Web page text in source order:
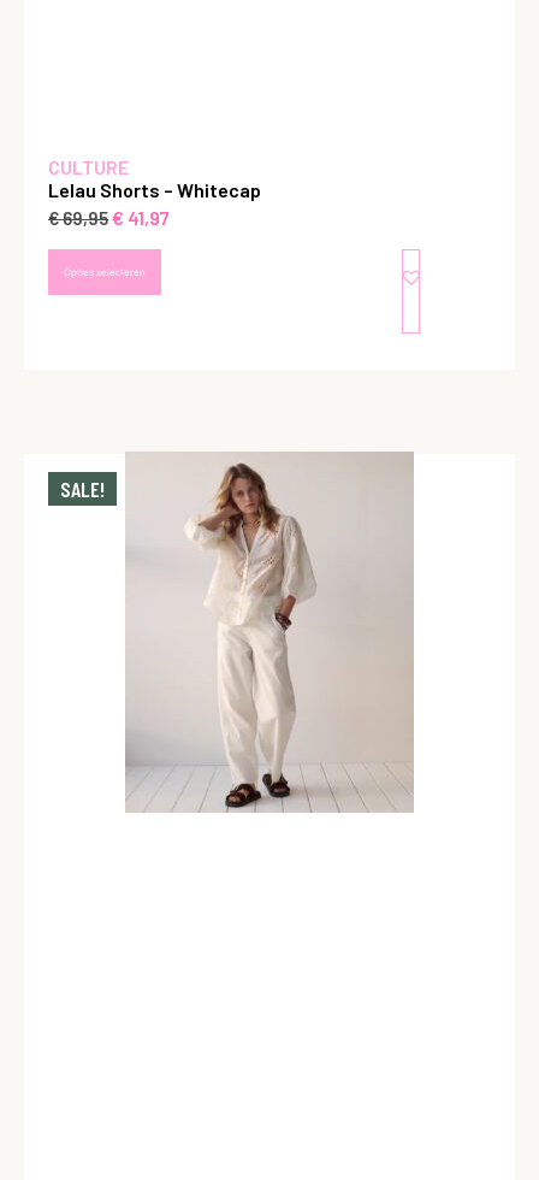
CULTURE
Lelau Shorts – Whitecap
€69,95€ 41,97
Opties selecteren
SALE!